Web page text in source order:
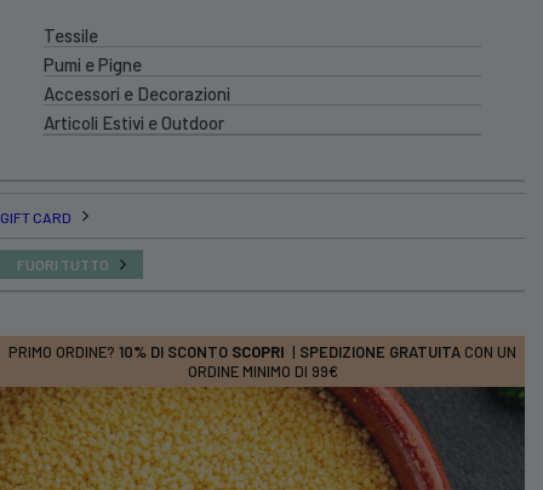
Tessile
Pumi e Pigne
Accessori e Decorazioni
Articoli Estivi e Outdoor
GIFT CARD
FUORI TUTTO
PRIMO ORDINE? 10% DI SCONTO SCOPRI | SPEDIZIONE GRATUITA CON UN
ORDINE MINIMO DI 99€